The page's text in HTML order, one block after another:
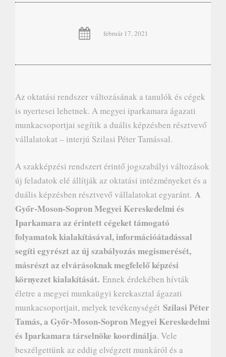
február 17, 2021
Az oktatási rendszer változásának a tanulók és cégek
is nyertesei lehetnek. A megyei iparkamara ágazati
munkacsoportjai segítik a duális képzésben résztvevő
vállalatokat – interjú Szilasi Péter Tamással.
A szakképzési rendszert érintő jogszabályi változások
új feladatok elé állítják az oktatási intézményeket és a
duális képzésben résztvevő vállalatokat egyaránt. A
Győr-Moson-Sopron Megyei Kereskedelmi és
Iparkamara az érintett cégeket támogató
folyamatok kialakításával, információátadással
segíti egyrészt az új szabályozás megismerését,
másrészt az elvárásoknak megfelelő képzési
környezet kialakítását. Ennek érdekében hívták
életre a megyei munkaügyi kerekasztal ágazati
munkacsoportjait, melyek tevékenységét Szilasi Péter
Tamás, a Győr-Moson-Sopron Megyei Kereskedelmi
és Iparkamara társelnöke koordinálja. Vele
beszélgettünk az eddig elvégzett munkáról és a